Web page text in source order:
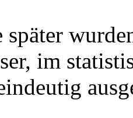
später
im